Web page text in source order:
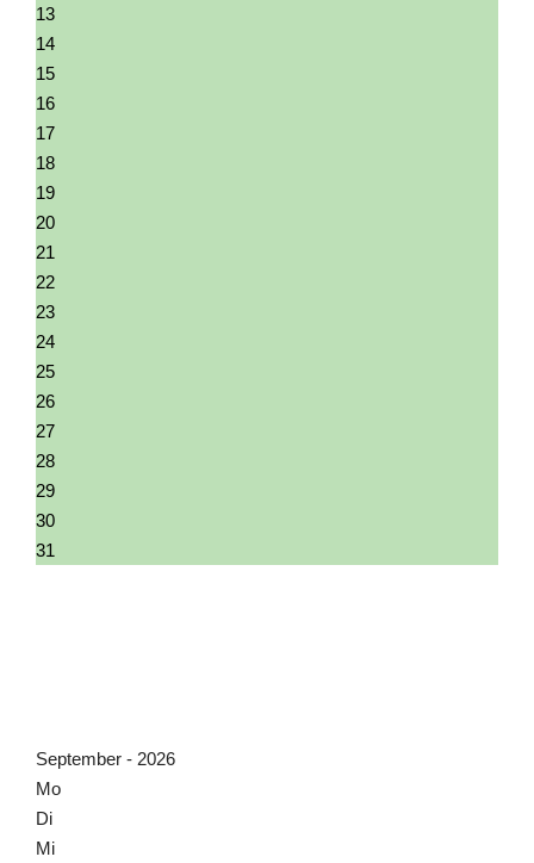
13
14
15
16
17
18
19
20
21
22
23
24
25
26
27
28
29
30
31
September - 2026
Mo
Di
Mi